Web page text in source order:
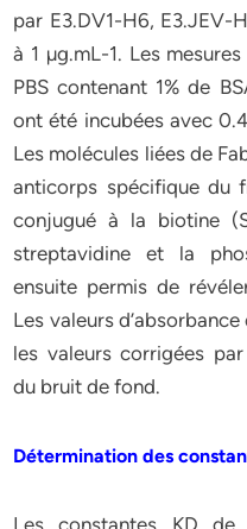
par E3.DV1-H6, E3.JEV-
à 1 µg.mL-1. Les
PBS contenant 1% de
ont été incubées avec
Les molécules liées de
anticorps spécifique du
conjugué à la biotine
streptavidine et la
ensuite permis de
Les valeurs
les valeurs corrigées
du bruit de fond.
Détermination des
Les constantes KD de